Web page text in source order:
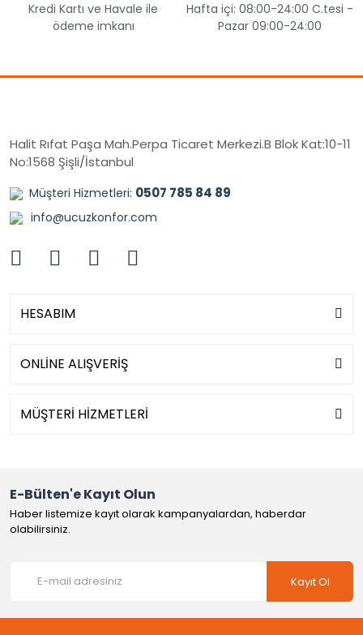
Kredi Kartı ve Havale ile
ödeme imkanı
Hafta içi: 08:00-24:00 C.tesi -
Pazar 09:00-24:00
Halit Rıfat Paşa Mah.Perpa Ticaret Merkezi.B Blok Kat:10-11
No:1568 Şişli/İstanbul
Müşteri Hizmetleri: 0507 785 84 89
info@ucuzkonfor.com
HESABIM
ONLİNE ALIŞVERİŞ
MÜŞTERİ HİZMETLERİ
E-Bülten'e Kayıt Olun
Haber listemize kayıt olarak kampanyalardan, haberdar
olabilirsiniz.
Kayıt Ol